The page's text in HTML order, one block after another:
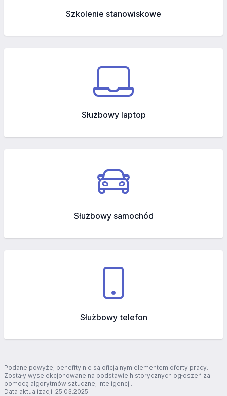
Szkolenie stanowiskowe
Służbowy laptop
Służbowy samochód
Służbowy telefon
Podane powyżej benefity nie są oficjalnym elementem oferty pracy.
Zostały wyselekcjonowane na podstawie historycznych ogłoszeń za
pomocą algorytmów sztucznej inteligencji.
Data aktualizacji: 25.03.2025